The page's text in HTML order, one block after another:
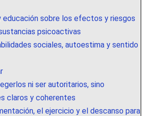
educación sobre los efectos y riesgos
psicoactivas
sociales, autoestima y sentido
ni ser autoritarios, sino
claros y coherentes
el ejercicio y el descanso para